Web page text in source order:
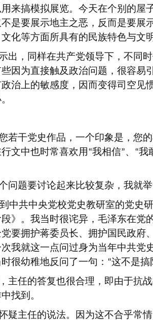
来搞模拟展览。今天在个别的屋
是要展示地主之恶，反而是要展
化等方面所具有的民族特色与文
出，同样在共产党领导下，不同
因为直接触及政治问题，很容易
治上的敏感度，因而变得司空见
若干党史作品，一个印象是，您
文中也时常喜欢用 “我相信”、 “我
问题要讨论起来比较复杂，我就举
中共中央党校党史教研室的党史
》。我当时很诧异，毛泽东在党
要拥护蒋委员长、拥护国民政府
我就这一点问过身为当年中共党
很幼稚地反问了一句： “这不是搞
主任的答复也很合理，即由于抗
找到。
疑主任的说法。因为这不合乎常